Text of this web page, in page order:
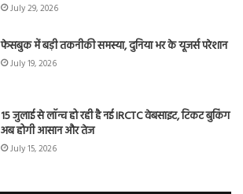
July 29, 2026
फेसबुक में बड़ी तकनीकी समस्या, दुनिया भर के यूजर्स परेशान
July 19, 2026
15 जुलाई से लॉन्च हो रही है नई IRCTC वेबसाइट, टिकट बुकिंग
अब होगी आसान और तेज
July 15, 2026